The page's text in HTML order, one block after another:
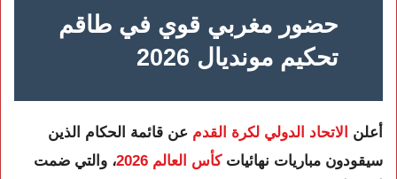
حضور مغربي قوي في طاقم
تحكيم مونديال 2026
أعلن الاتحاد الدولي لكرة القدم عن قائمة الحكام الذين
سيقودون مباريات نهائياتكأس العالم 2026
، والتي ضمت